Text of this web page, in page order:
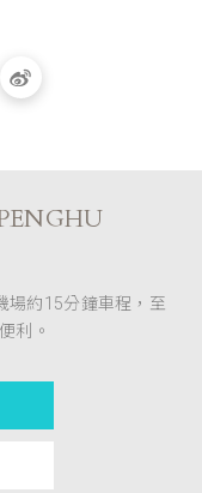
場約15分鐘車程，至
利。